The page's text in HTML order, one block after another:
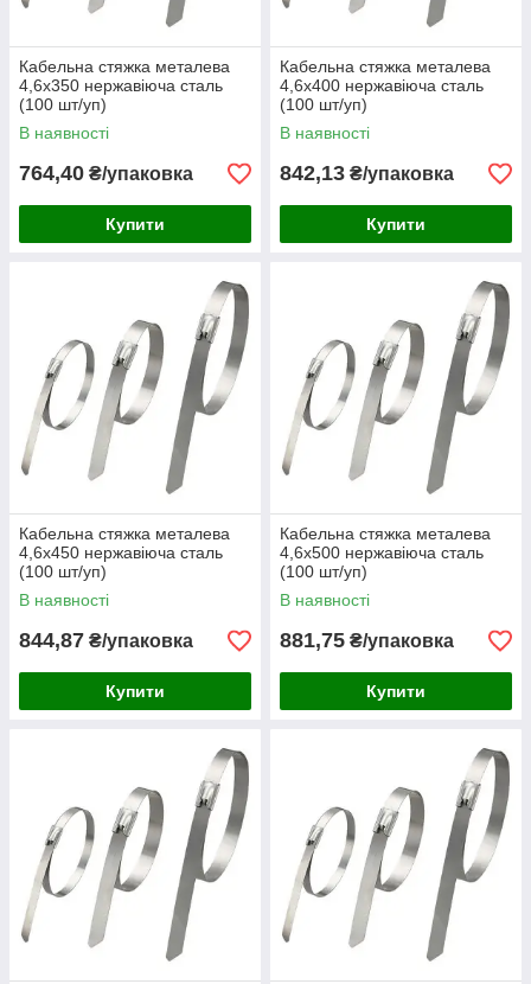
Кабельна стяжка металева
4,6х350 нержавіюча сталь
(100 шт/уп)
В наявності
764,40 ₴/упаковка
Купити
Кабельна стяжка металева
4,6х400 нержавіюча сталь
(100 шт/уп)
В наявності
842,13 ₴/упаковка
Купити
Кабельна стяжка металева
4,6х450 нержавіюча сталь
(100 шт/уп)
В наявності
844,87 ₴/упаковка
Купити
Кабельна стяжка металева
4,6х500 нержавіюча сталь
(100 шт/уп)
В наявності
881,75 ₴/упаковка
Купити